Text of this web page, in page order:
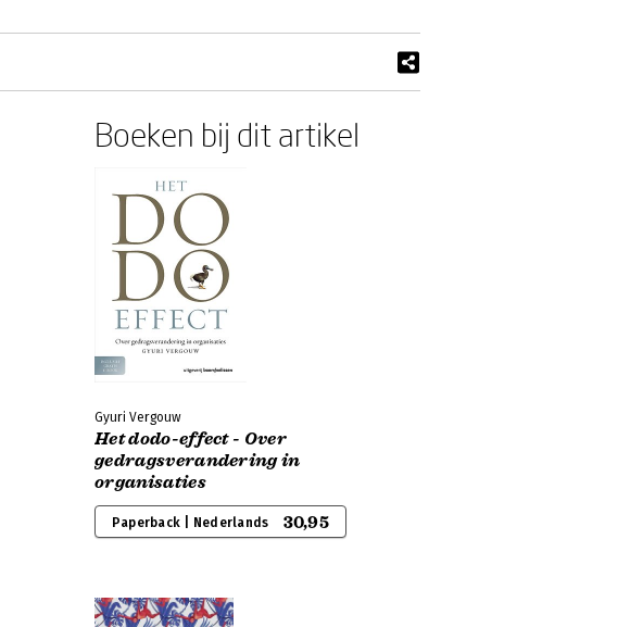
Boeken bij dit artikel
Gyuri Vergouw
Het dodo-effect - Over
gedragsverandering in
organisaties
Paperback | Nederlands 30,95